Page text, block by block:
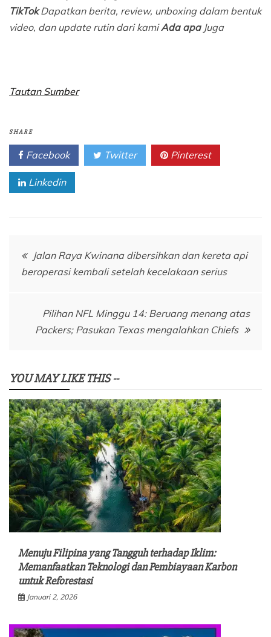
TikTokDapatkan berita, review, unboxing dalam bentuk
video, dan update rutin dari kamiAda apaJuga
Tautan Sumber
SHARE
Facebook Twitter Pinterest
Linkedin
Navigasi
Jalan Raya Kwinana dibersihkan dan kereta api
beroperasi kembali setelah kecelakaan serius
Pilihan NFL Minggu 14: Beruang menang atas
Packers; Pasukan Texas mengalahkan Chiefs
YOU MAY LIKE THIS --
Menuju Filipina yang Tangguh terhadap Iklim:
Memanfaatkan Teknologi dan Pembiayaan Karbon
untuk Reforestasi
Januari 2, 2026